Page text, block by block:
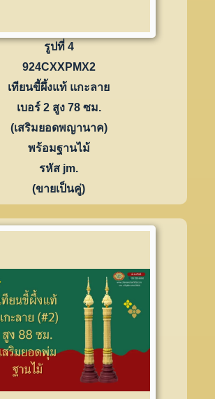
รูปที่ 4
924CXXPMX2
เทียนขี้ผึ้งแท้ แกะลาย
เบอร์ 2 สูง 78 ซม.
(เสริมยอดพญานาค)
พร้อมฐานไม้
รหัส jm.
(ขายเป็นคู่)